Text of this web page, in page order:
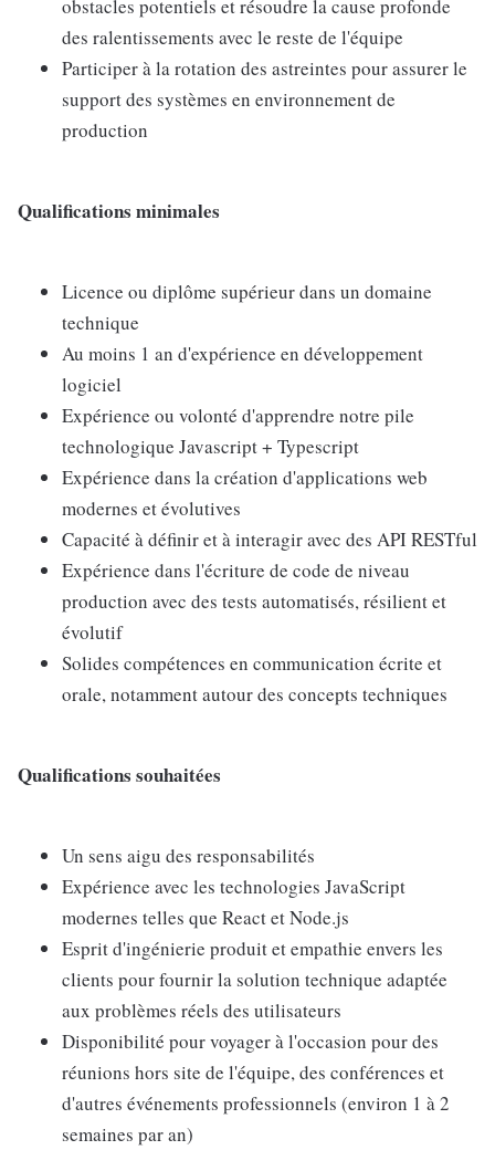
obstacles potentiels et résoudre la cause profonde
des ralentissements avec le reste de l'équipe
Participer à la rotation des astreintes pour assurer le
support des systèmes en environnement de
production
Qualifications minimales
Licence ou diplôme supérieur dans un domaine
technique
Au moins 1 an d'expérience en développement
logiciel
Expérience ou volonté d'apprendre notre pile
technologique Javascript + Typescript
Expérience dans la création d'applications web
modernes et évolutives
Capacité à définir et à interagir avec des API RESTful
Expérience dans l'écriture de code de niveau
production avec des tests automatisés, résilient et
évolutif
Solides compétences en communication écrite et
orale, notamment autour des concepts techniques
Qualifications souhaitées
Un sens aigu des responsabilités
Expérience avec les technologies JavaScript
modernes telles que React et Node.js
Esprit d'ingénierie produit et empathie envers les
clients pour fournir la solution technique adaptée
aux problèmes réels des utilisateurs
Disponibilité pour voyager à l'occasion pour des
réunions hors site de l'équipe, des conférences et
d'autres événements professionnels (environ 1 à 2
semaines par an)